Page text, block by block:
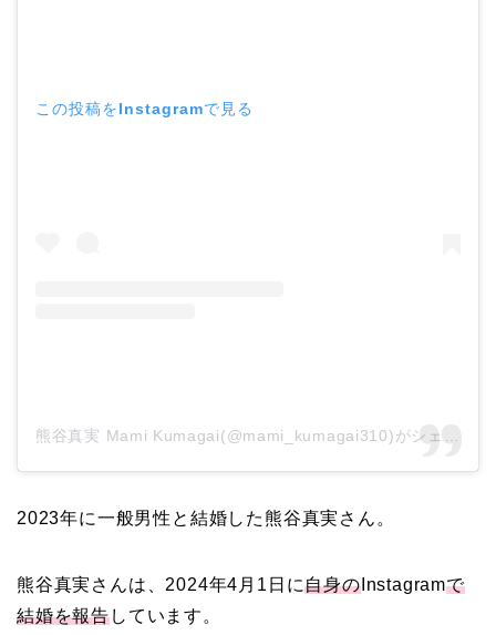
この投稿をInstagramで見る
2023年に一般男性 と結婚した熊谷真実さん。
熊谷真実さんは、2024年4月1日に自身のInstagramで
結婚を報告しています。